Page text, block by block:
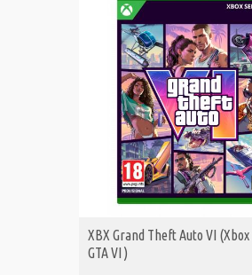
ΑΓΟΡΑ
XBX Grand Theft Auto VI
GTA VI )